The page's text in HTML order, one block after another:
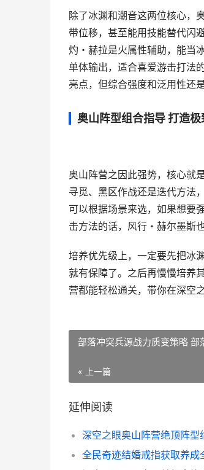
除了冰渊和潮音这两位核心，
带位移，甚至能用技能替代闪
灼・赫拉是火属性辅助，能当
单体输出，适合喜爱游击打法
亮点，但综合强度和泛用性还
奥山阵型组合指导 打造
奥山阵营之因此强势，核心就
寻觅、黑区作战还是迭代方法
可以根据场景来选，如果想要
击方法的话，风行・赫尔墨斯
培养优先级上，一定要先把冰
就有保障了。之后再慢慢培养
营都能轻松通关，带你在深空
部落冲突兵源战力质变策略 部
« 上一篇
延伸阅读
深空之眼奥山阵营绝顶阵型